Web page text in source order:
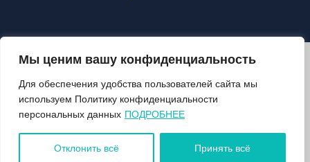
Мы ценим вашу конфиденциальность
Для обеспечения удобства пользователей сайта мы
используем Политику конфиденциальности
персональных данных ПОДРОБНЕЕ
Отклонить всё Принять всё
2024©VALOZHIN.BY - НОВОСТИ ВОЛОЖИНСКОГО РАЙОНА
О ГАЗЕТЕ
ПОДПИСКА
КОНТАКТЫ